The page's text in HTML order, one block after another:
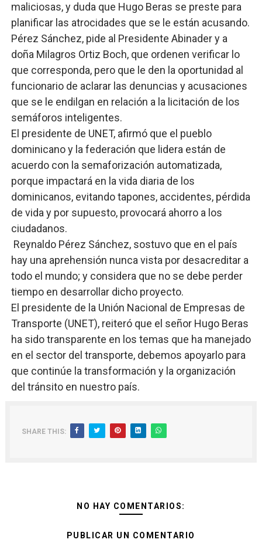
maliciosas, y duda que Hugo Beras se preste para
planificar las atrocidades que se le están acusando.
Pérez Sánchez, pide al Presidente Abinader y a
doña Milagros Ortiz Boch, que ordenen verificar lo
que corresponda, pero que le den la oportunidad al
funcionario de aclarar las denuncias y acusaciones
que se le endilgan en relación a la licitación de los
semáforos inteligentes.
El presidente de UNET, afirmó que el pueblo
dominicano y la federación que lidera están de
acuerdo con la semaforización automatizada,
porque impactará en la vida diaria de los
dominicanos, evitando tapones, accidentes, pérdida
de vida y por supuesto, provocará ahorro a los
ciudadanos.
Reynaldo Pérez Sánchez, sostuvo que en el país
hay una aprehensión nunca vista por desacreditar a
todo el mundo; y considera que no se debe perder
tiempo en desarrollar dicho proyecto.
El presidente de la Unión Nacional de Empresas de
Transporte (UNET), reiteró que el señor Hugo Beras
ha sido transparente en los temas que ha manejado
en el sector del transporte, debemos apoyarlo para
que continúe la transformación y la organización
del tránsito en nuestro país.
SHARE THIS:
NO HAY COMENTARIOS:
PUBLICAR UN COMENTARIO